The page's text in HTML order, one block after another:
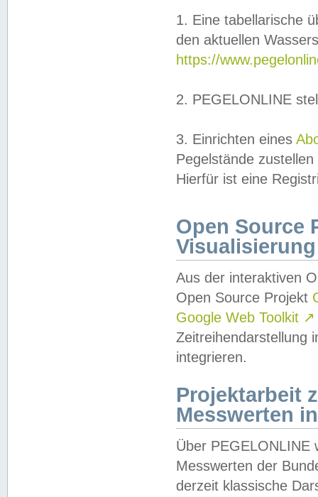
1. Eine tabellarische
den aktuellen
https://
2. PEGELONLINE
3. Einrichten eines
Pegelstände
Hierfür ist eine
Open Source
Visualisierung
Aus der interaktiven
Open Source Projekt
Google Web Toolkit ↗
Zeitreihendarstellung
integrieren.
Projektarbeit
Messwerten
Über PEGELONLINE
Messwerten der
derzeit klassische